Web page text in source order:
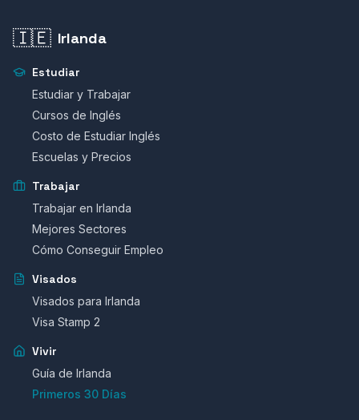
🇮🇪 Irlanda
Estudiar
Estudiar y Trabajar
Cursos de Inglés
Costo de Estudiar Inglés
Escuelas y Precios
Trabajar
Trabajar en Irlanda
Mejores Sectores
Cómo Conseguir Empleo
Visados
Visados para Irlanda
Visa Stamp 2
Vivir
Guía de Irlanda
Primeros 30 Días